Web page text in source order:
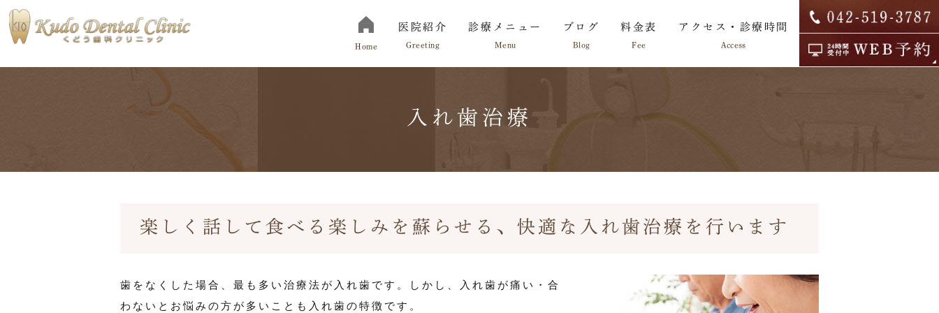
Home
医院紹介
Greeting
当院の特徴 診療の流れ
診療メニュー
Menu
ブログ
Blog
医院ブログ
料金表
Fee
アクセス・診療時間
Access
入れ歯治療
楽しく話して食べる楽しみを蘇らせる、快適な入れ歯治療を行います
歯をなくした場合、最も多い治療法が入れ歯です。しかし、入れ歯が痛い・合
わないとお悩みの方が多いことも入れ歯の特徴です。